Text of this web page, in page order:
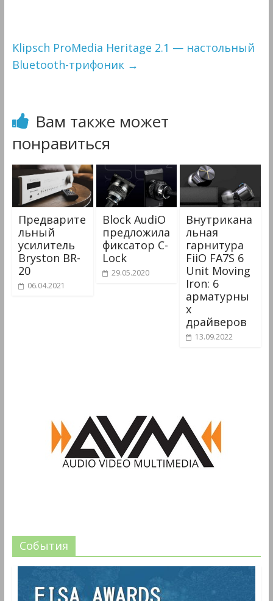
Klipsch ProMedia Heritage 2.1 — настольный
Bluetooth-трифоник →
Вам также может
понравиться
Предварите
льный
усилитель
Bryston BR-
20
06.04.2021
Block AudiO
предложила
фиксатор C-
Lock
29.05.2020
Внутрикана
льная
гарнитура
FiiO FA7S 6
Unit Moving
Iron: 6
арматурны
х
драйверов
13.09.2022
События